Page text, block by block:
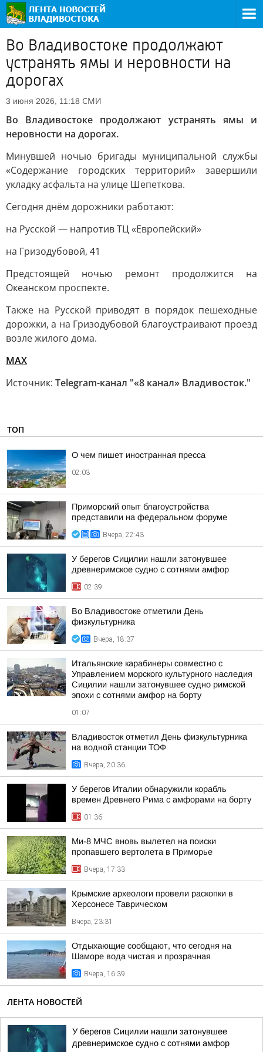
Во Владивостоке продолжают
устранять ямы и неровности на
дорогах
3 июня 2026, 11:18 СМИ
Во Владивостоке продолжают устранять ямы и
неровности на дорогах.
Минувшей ночью бригады муниципальной службы
«Содержание городских территорий» завершили
укладку асфальта на улице Шепеткова.
Сегодня днём дорожники работают:
на Русской — напротив ТЦ «Европейский»
на Гризодубовой, 41
Предстоящей ночью ремонт продолжится на
Океанском проспекте.
Также на Русской приводят в порядок пешеходные
дорожки, а на Гризодубовой благоустраивают проезд
возле жилого дома.
MAX
Источник: Telegram-канал "«8 канал» Владивосток."
ТОП
О чем пишет иностранная пресса
02:03
Приморский опыт благоустройства
представили на федеральном форуме
Вчера, 22:43
У берегов Сицилии нашли затонувшее
древнеримское судно с сотнями амфор
02:39
Во Владивостоке отметили День
физкультурника
Вчера, 18:37
Итальянские карабинеры совместно с
Управлением морского культурного наследия
Сицилии нашли затонувшее судно римской
эпохи с сотнями амфор на борту
01:07
Владивосток отметил День физкультурника
на водной станции ТОФ
Вчера, 20:36
У берегов Италии обнаружили корабль
времен Древнего Рима с амфорами на борту
01:36
Ми-8 МЧС вновь вылетел на поиски
пропавшего вертолета в Приморье
Вчера, 17:33
Крымские археологи провели раскопки в
Херсонесе Таврическом
Вчера, 23:31
Отдыхающие сообщают, что сегодня на
Шаморе вода чистая и прозрачная
Вчера, 16:39
ЛЕНТА НОВОСТЕЙ
У берегов Сицилии нашли затонувшее
древнеримское судно с сотнями амфор